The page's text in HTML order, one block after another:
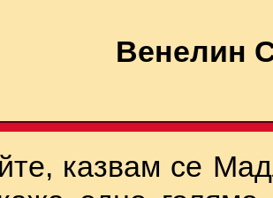
Венелин
казвам се